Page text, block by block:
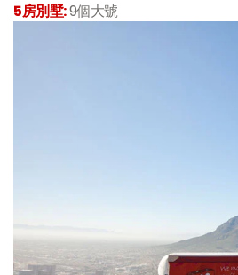
5房別墅:9個大號